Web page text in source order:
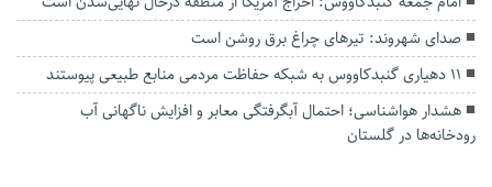
صدای شهروند: تیرهای چراغ برق روشن است
۱۱ دهیاری گنبدکاووس به شبکه حفاظت مردمی منابع طبیعی پیوستند
هشدار هواشناسی؛ احتمال آبگرفتگی معابر و افزایش ناگهانی آب
رودخانه‌ها در گلستان